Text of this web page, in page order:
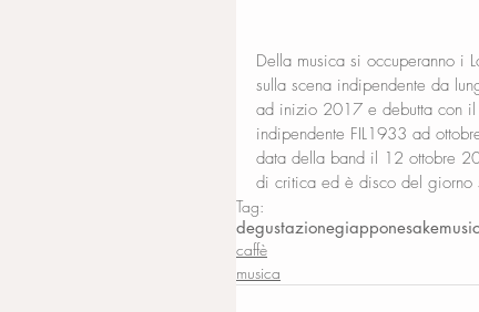
Della musica si occuperanno i
sulla scena indipendente da
ad inizio 2017 e debutta con il
indipendente FIL1933 ad
data della band il 12 ottobre
di critica ed è disco del giorno
Tag:
degustazionegiapponesakemusic
caffè
musica